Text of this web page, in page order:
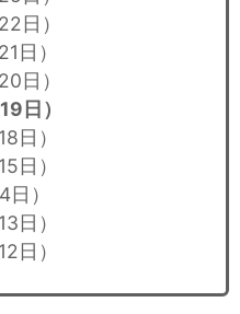
日）
日）
日）
日）
日）
日）
）
日）
日）